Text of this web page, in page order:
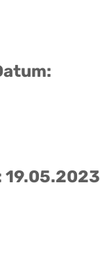
19.05.2023